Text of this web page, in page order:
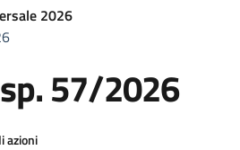
2026
57/2026
azioni